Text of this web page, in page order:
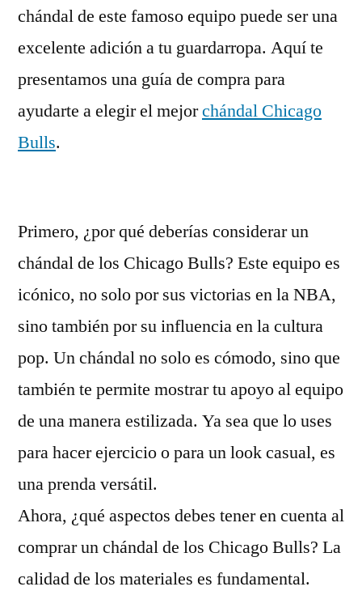
chándal de este famoso equipo puede ser una
excelente adición a tu guardarropa. Aquí te
presentamos una guía de compra para
ayudarte a elegir el mejorchándal Chicago
Bulls.
Primero, ¿por qué deberías considerar un
chándal de los Chicago Bulls? Este equipo es
icónico, no solo por sus victorias en la NBA,
sino también por su influencia en la cultura
pop. Un chándal no solo es cómodo, sino que
también te permite mostrar tu apoyo al equipo
de una manera estilizada. Ya sea que lo uses
para hacer ejercicio o para un look casual, es
una prenda versátil.
Ahora, ¿qué aspectos debes tener en cuenta al
comprar un chándal de los Chicago Bulls? La
calidad de los materiales es fundamental.